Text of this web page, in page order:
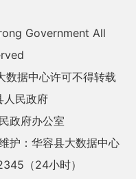
Government All
数据中心许可不得转载
人民政府
政府办公室
护：华容县大数据中心
（24小时）